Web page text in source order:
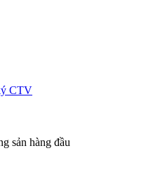
CTV
sản hàng đầu